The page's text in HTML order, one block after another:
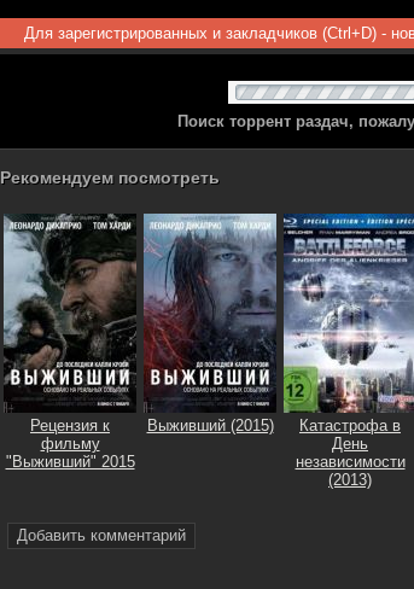
Для зарегистрированных и закладчиков (Ctrl+D) -
Поиск торрент раздач,
Рекомендуем посмотреть
Рецензия к
фильму
"Выживший" 2015
Выживший (2015)
Катастрофа в
День
независимости
(2013)
Добавить комментарий